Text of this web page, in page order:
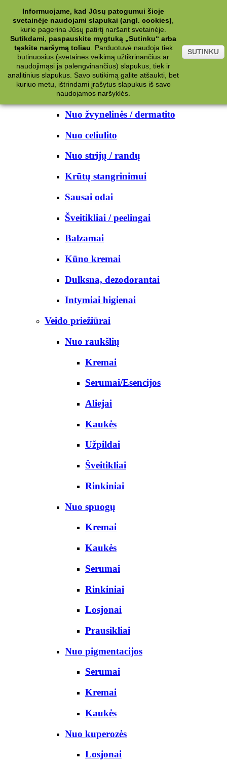
Kategorijos
Kosmetika
Kūno priežiūrai
Nuo prakaito
Kūno prausikliai
Nuo žvynelinės / dermatito
Nuo celiulito
Nuo strijų / randų
Krūtų stangrinimui
Sausai odai
Šveitikliai / peelingai
Balzamai
Kūno kremai
Dulksna, dezodorantai
Intymiai higienai
Veido priežiūrai
Nuo raukšlių
Kremai
Serumai/Esencijos
Aliejai
Kaukės
Užpildai
Šveitikliai
Rinkiniai
Nuo spuogų
Kremai
Kaukės
Serumai
Rinkiniai
Losjonai
Prausikliai
Nuo pigmentacijos
Serumai
Kremai
Kaukės
Nuo kuperozės
Losjonai
Informuojame, kad Jūsų patogumui šioje
svetainėje naudojami slapukai (angl. cookies)
kurie pagerina Jūsų patirtį naršant svetainėje.
Sutikdami, paspauskite mygtuką „Sutinku“ arba
tęskite naršymą toliau
Parduotuvė naudoja tiek
būtinuosius (svetainės veikimą užtikrinančius ar
naudojimąsi ja palengvinančius) slapukus, tiek ir
analitinius slapukus. Savo sutikimą galite atšaukti, bet
kuriuo metu, ištrindami įrašytus slapukus iš savo
naudojamos naršyklės.
SUTINKU